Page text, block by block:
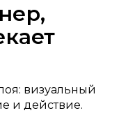
визуальный
и действие.